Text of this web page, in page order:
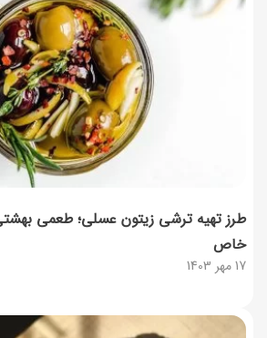
17 مهر 1403
طرز تهیه ترشی زیتون عسلی؛ طعمی
خاص